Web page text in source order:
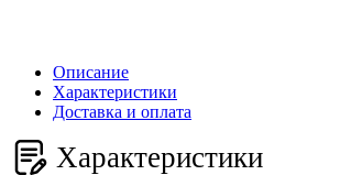
Описание
Характеристики
Доставка и оплата
Характеристики